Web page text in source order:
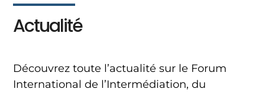
Actualité
Découvrez toute l’actualité sur le Forum
International de l’Intermédiation, du